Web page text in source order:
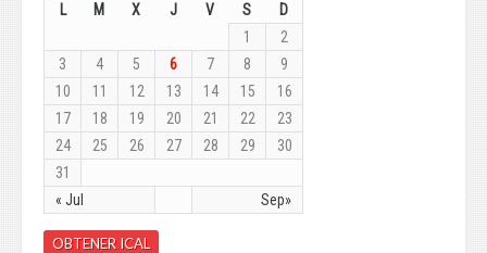
L
M X J V S D
« Jul Sep»
1
2
3
4 5 6 7 8
9
10
11 12 13 14 15
16
17
18 19 20 21 22
23
24
25 26 27 28 29
30
31
OBTENER ICAL